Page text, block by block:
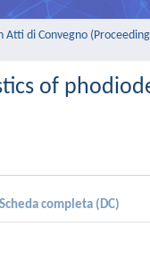
Atti di Convegno
of
Scheda completa (DC)